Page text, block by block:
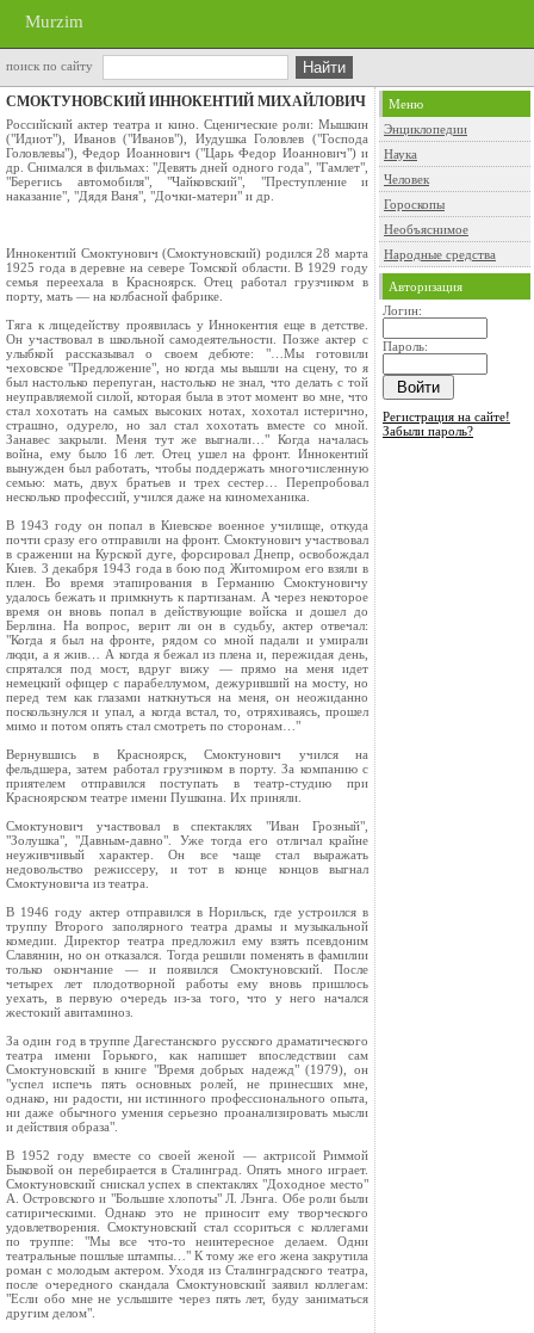
Murzim
поиск по сайту
СМОКТУНОВСКИЙ ИННОКЕНТИЙ МИХАЙЛОВИЧ
Российский актер театра и кино. Сценические роли: Мышкин
("Идиот"), Иванов ("Иванов"), Иудушка Головлев ("Господа
Головлевы"), Федор Иоаннович ("Царь Федор Иоаннович") и
др. Снимался в фильмах: "Девять дней одного года", "Гамлет",
"Берегись автомобиля", "Чайковский", "Преступление и
наказание", "Дядя Ваня", "Дочки-матери" и др.
Иннокентий Смоктунович (Смоктуновский) родился 28 марта
1925 года в деревне на севере Томской области. В 1929 году
семья переехала в Красноярск. Отец работал грузчиком в
порту, мать — на колбасной фабрике.
Тяга к лицедейству проявилась у Иннокентия еще в детстве.
Он участвовал в школьной самодеятельности. Позже актер с
улыбкой рассказывал о своем дебюте: "…Мы готовили
чеховское "Предложение", но когда мы вышли на сцену, то я
был настолько перепуган, настолько не знал, что делать с той
неуправляемой силой, которая была в этот момент во мне, что
стал хохотать на самых высоких нотах, хохотал истерично,
страшно, одурело, но зал стал хохотать вместе со мной.
Занавес закрыли. Меня тут же выгнали…" Когда началась
война, ему было 16 лет. Отец ушел на фронт. Иннокентий
вынужден был работать, чтобы поддержать многочисленную
семью: мать, двух братьев и трех сестер… Перепробовал
несколько профессий, учился даже на киномеханика.
В 1943 году он попал в Киевское военное училище, откуда
почти сразу его отправили на фронт. Смоктунович участвовал
в сражении на Курской дуге, форсировал Днепр, освобождал
Киев. 3 декабря 1943 года в бою под Житомиром его взяли в
плен. Во время этапирования в Германию Смоктуновичу
удалось бежать и примкнуть к партизанам. А через некоторое
время он вновь попал в действующие войска и дошел до
Берлина. На вопрос, верит ли он в судьбу, актер отвечал:
"Когда я был на фронте, рядом со мной падали и умирали
люди, а я жив… А когда я бежал из плена и, пережидая день,
спрятался под мост, вдруг вижу — прямо на меня идет
немецкий офицер с парабеллумом, дежуривший на мосту, но
перед тем как глазами наткнуться на меня, он неожиданно
поскользнулся и упал, а когда встал, то, отряхиваясь, прошел
мимо и потом опять стал смотреть по сторонам…"
Вернувшись в Красноярск, Смоктунович учился на
фельдшера, затем работал грузчиком в порту. За компанию с
приятелем отправился поступать в театр-студию при
Красноярском театре имени Пушкина. Их приняли.
Смоктунович участвовал в спектаклях "Иван Грозный",
"Золушка", "Давным-давно". Уже тогда его отличал крайне
неуживчивый характер. Он все чаще стал выражать
недовольство режиссеру, и тот в конце концов выгнал
Смоктуновича из театра.
В 1946 году актер отправился в Норильск, где устроился в
труппу Второго заполярного театра драмы и музыкальной
комедии. Директор театра предложил ему взять псевдоним
Славянин, но он отказался. Тогда решили поменять в фамилии
только окончание — и появился Смоктуновский. После
четырех лет плодотворной работы ему вновь пришлось
уехать, в первую очередь из-за того, что у него начался
жестокий авитаминоз.
За один год в труппе Дагестанского русского драматического
театра имени Горького, как напишет впоследствии сам
Смоктуновский в книге "Время добрых надежд" (1979), он
"успел испечь пять основных ролей, не принесших мне,
однако, ни радости, ни истинного профессионального опыта,
ни даже обычного умения серьезно проанализировать мысли
и действия образа".
В 1952 году вместе со своей женой — актрисой Риммой
Быковой он перебирается в Сталинград. Опять много играет.
Смоктуновский снискал успех в спектаклях "Доходное место"
А. Островского и "Большие хлопоты" Л. Лэнга. Обе роли были
сатирическими. Однако это не приносит ему творческого
удовлетворения. Смоктуновский стал ссориться с коллегами
по труппе: "Мы все что-то неинтересное делаем. Одни
театральные пошлые штампы…" К тому же его жена закрутила
роман с молодым актером. Уходя из Сталинградского театра,
после очередного скандала Смоктуновский заявил коллегам:
"Если обо мне не услышите через пять лет, буду заниматься
другим делом".
Меню
Энциклопедии
Наука
Человек
Гороскопы
Необъяснимое
Народные средства
Авторизация
Логин:
Пароль:
Регистрация на сайте!
Забыли пароль?